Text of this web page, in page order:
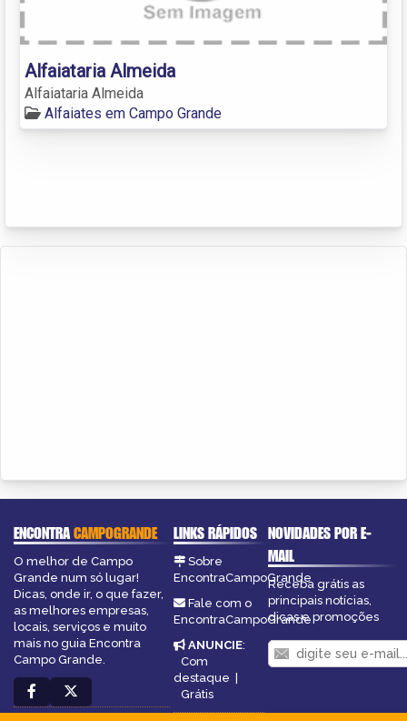
Alfaiataria Almeida
Alfaiataria Almeida
Alfaiates em Campo Grande
ENCONTRACAMPOGRANDE
O melhor de Campo
Grande num só lugar!
Dicas, onde ir, o que fazer,
as melhores empresas,
locais, serviços e muito
mais no guia Encontra
Campo Grande.
LINKS RÁPIDOS
Sobre
EncontraCampoGrande
Fale com o
EncontraCampoGrande
ANUNCIE:
Com
destaque |
Grátis
NOVIDADES POR E-
MAIL
Receba grátis as
principais notícias,
dicas e promoções